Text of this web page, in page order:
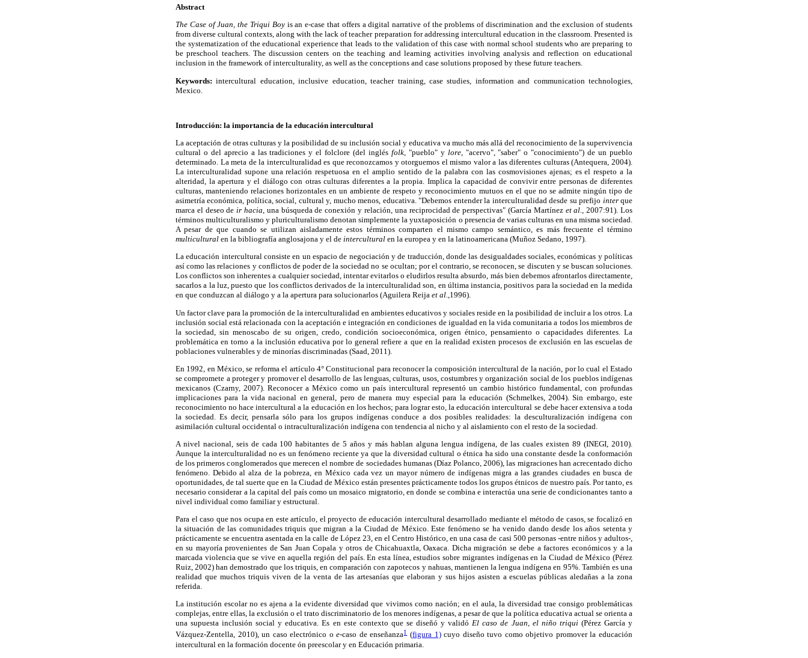
Abstract
The Case of Juan, the Triqui Boyis an e-case that offers a digital narrative of the problems of discrimination and the exclusion of students
from diverse cultural contexts, along with the lack of teacher preparation for addressing intercultural education in the classroom. Presented is
the systematization of the educational experience that leads to the validation of this case with normal school students who are preparing to
be preschool teachers. The discussion centers on the teaching and learning activities involving analysis and reflection on educational
inclusion in the framework of interculturality, as well as the conceptions and case solutions proposed by these future teachers.
Keywords: intercultural education, inclusive education, teacher training, case studies, information and communication technologies,
Mexico.
Introducción: la importancia de la educación intercultural
La aceptación de otras culturas y la posibilidad de su inclusión social y educativa va mucho más allá del reconocimiento de la supervivencia
cultural o del aprecio a las tradiciones y el folclore (del inglés folk,"pueblo" y lore,"acervo", "saber" o "conocimiento") de un pueblo
determinado. La meta de la interculturalidad es que reconozcamos y otorguemos el mismo valor a las diferentes culturas (Antequera, 2004).
La interculturalidad supone una relación respetuosa en el amplio sentido de la palabra con las cosmovisiones ajenas; es el respeto a la
alteridad, la apertura y el diálogo con otras culturas diferentes a la propia. Implica la capacidad de convivir entre personas de diferentes
culturas, manteniendo relaciones horizontales en un ambiente de respeto y reconocimiento mutuos en el que no se admite ningún tipo de
asimetría económica, política, social, cultural y, mucho menos, educativa. "Debemos entender la interculturalidad desde su prefijo interque
marca el deseo deir hacia, una búsqueda de conexión y relación, una reciprocidad de perspectivas" (García Martínez et al., 2007:91). Los
términos multiculturalismo y pluriculturalismo denotan simplemente la yuxtaposición o presencia de varias culturas en una misma sociedad.
A pesar de que cuando se utilizan aisladamente estos términos comparten el mismo campo semántico, es más frecuente el término
multicultural en la bibliografía anglosajona y el de intercultural en la europea y en la latinoamericana (Muñoz Sedano, 1997).
La educación intercultural consiste en un espacio de negociación y de traducción, donde las desigualdades sociales, económicas y políticas
así como las relaciones y conflictos de poder de la sociedad no se ocultan; por el contrario, se reconocen, se discuten y se buscan soluciones.
Los conflictos son inherentes a cualquier sociedad, intentar evitarlos o eludirlos resulta absurdo, más bien debemos afrontarlos directamente,
sacarlos a la luz, puesto que los conflictos derivados de la interculturalidad son, en última instancia, positivos para la sociedad en la medida
en que conduzcan al diálogo y a la apertura para solucionarlos (Aguilera Reija et al.,1996).
Un factor clave para la promoción de la interculturalidad en ambientes educativos y sociales reside en la posibilidad de incluir a los otros. La
inclusión social está relacionada con la aceptación e integración en condiciones de igualdad en la vida comunitaria a todos los miembros de
la sociedad, sin menoscabo de su origen, credo, condición socioeconómica, origen étnico, pensamiento o capacidades diferentes. La
problemática en torno a la inclusión educativa por lo general refiere a que en la realidad existen procesos de exclusión en las escuelas de
poblaciones vulnerables y de minorías discriminadas (Saad, 2011).
En 1992, en México, se reforma el artículo 4° Constitucional para reconocer la composición intercultural de la nación, por lo cual el Estado
se compromete a proteger y promover el desarrollo de las lenguas, culturas, usos, costumbres y organización social de los pueblos indígenas
mexicanos (Czarny, 2007). Reconocer a México como un país intercultural representó un cambio histórico fundamental, con profundas
implicaciones para la vida nacional en general, pero de manera muy especial para la educación (Schmelkes, 2004). Sin embargo, este
reconocimiento no hace intercultural a la educación en los hechos; para lograr esto, la educación intercultural se debe hacer extensiva a toda
la sociedad. Es decir, pensarla sólo para los grupos indígenas conduce a dos posibles realidades: la desculturalización indígena con
asimilación cultural occidental o intraculturalización indígena con tendencia al nicho y al aislamiento con el resto de la sociedad.
A nivel nacional, seis de cada 100 habitantes de 5 años y más hablan alguna lengua indígena, de las cuales existen 89 (INEGI, 2010).
Aunque la interculturalidad no es un fenómeno reciente ya que la diversidad cultural o étnica ha sido una constante desde la conformación
de los primeros conglomerados que merecen el nombre de sociedades humanas (Díaz Polanco, 2006), las migraciones han acrecentado dicho
fenómeno. Debido al alza de la pobreza, en México cada vez un mayor número de indígenas migra a las grandes ciudades en busca de
oportunidades, de tal suerte que en la Ciudad de México están presentes prácticamente todos los grupos étnicos de nuestro país. Por tanto, es
necesario considerar a la capital del país como un mosaico migratorio, en donde se combina e interactúa una serie de condicionantes tanto a
nivel individual como familiar y estructural.
Para el caso que nos ocupa en este artículo, el proyecto de educación intercultural desarrollado mediante el método de casos, se focalizó en
la situación de las comunidades triquis que migran a la Ciudad de México. Este fenómeno se ha venido dando desde los años setenta y
prácticamente se encuentra asentada en la calle de López 23, en el Centro Histórico, en una casa de casi 500 personas -entre niños y adultos-,
en su mayoría provenientes de San Juan Copala y otros de Chicahuaxtla, Oaxaca. Dicha migración se debe a factores económicos y a la
marcada violencia que se vive en aquella región del país. En esta línea, estudios sobre migrantes indígenas en la Ciudad de México (Pérez
Ruiz, 2002) han demostrado que los triquis, en comparación con zapotecos y nahuas, mantienen la lengua indígena en 95%. También es una
realidad que muchos triquis viven de la venta de las artesanías que elaboran y sus hijos asisten a escuelas públicas aledañas a la zona
referida.
La institución escolar no es ajena a la evidente diversidad que vivimos como nación; en el aula, la diversidad trae consigo problemáticas
complejas, entre ellas, la exclusión o el trato discriminatorio de los menores indígenas, a pesar de que la política educativa actual se orienta a
una supuesta inclusión social y educativa. Es en este contexto que se diseñó y validóEl caso de Juan, el niño triqui(Pérez García y
Vázquez-Zentella, 2010), un caso electrónico oe-caso de enseñanza1 (figura 1)cuyo diseño tuvo como objetivo promover la educación
intercultural en la formación docente ón preescolar y en Educación primaria.